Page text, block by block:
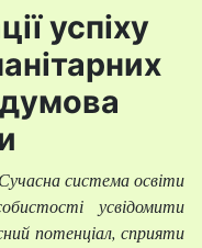
успіху
Сучасна система освіти
усвідомити
потенціал, сприяти